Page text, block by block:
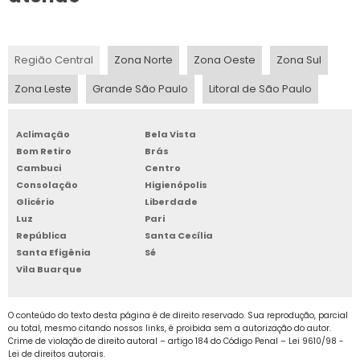
lojas online de vestuário.
quais possui maior quantidade de clientes,
reduz potencialmente os gastos com o
transporte do item. Dessa forma, é possível
consegue minimizar o caixa de maneira
eficiente.
DIMENSÕES E TEMPOS
VARIADOS: NECESSIDADES
DO CLIENTE PRECISAM SER
ANALISADAS
móveis campinas, é preciso analisar
precisamente certos critérios que vão desde
BOX DE ARMAZENAGEM
BOX GUARDA TUDO
BOX PARA ALUGAR
BOX PARA GUARDAR
BOX PARA GUARDAR MÓVEIS
BOX SELF STORAGE
Região Central Zona Norte Zona Oeste
Zona Sul
Zona Leste
Grande São Paulo Litoral de São Paulo
Aclimação
Bela Vista
Bom Retiro
Brás
Cambuci
Centro
Consolação
Higienópolis
Glicério
Liberdade
Luz
Pari
República
Santa Cecília
Santa Efigênia
Sé
Vila Buarque
O conteúdo do texto desta página é de direito reservado. Sua reprodução, parcial
ou total, mesmo citando nossos links, é proibida sem a autorização do autor.
Crime de violação de direito autoral – artigo 184 do Código Penal – Lei 9610/98 -
Lei de direitos autorais.